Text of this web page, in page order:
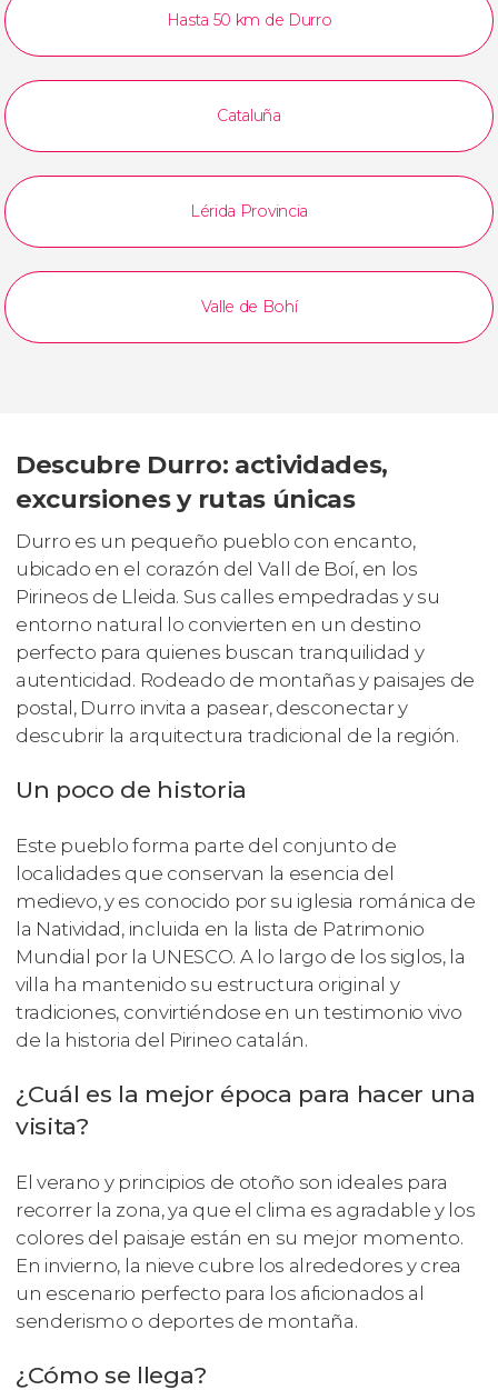
Hasta 50 km de Durro
Cataluña
Lérida Provincia
Valle de Bohí
Descubre Durro: actividades,
excursiones y rutas únicas
Durro es un pequeño pueblo con encanto,
ubicado en el corazón del Vall de Boí, en los
Pirineos de Lleida. Sus calles empedradas y su
entorno natural lo convierten en un destino
perfecto para quienes buscan tranquilidad y
autenticidad. Rodeado de montañas y paisajes de
postal, Durro invita a pasear, desconectar y
descubrir la arquitectura tradicional de la región.
Un poco de historia
Este pueblo forma parte del conjunto de
localidades que conservan la esencia del
medievo, y es conocido por su iglesia románica de
la Natividad, incluida en la lista de Patrimonio
Mundial por la UNESCO. A lo largo de los siglos, la
villa ha mantenido su estructura original y
tradiciones, convirtiéndose en un testimonio vivo
de la historia del Pirineo catalán.
¿Cuál es la mejor época para hacer una
visita?
El verano y principios de otoño son ideales para
recorrer la zona, ya que el clima es agradable y los
colores del paisaje están en su mejor momento.
En invierno, la nieve cubre los alrededores y crea
un escenario perfecto para los aficionados al
senderismo o deportes de montaña.
¿Cómo se llega?